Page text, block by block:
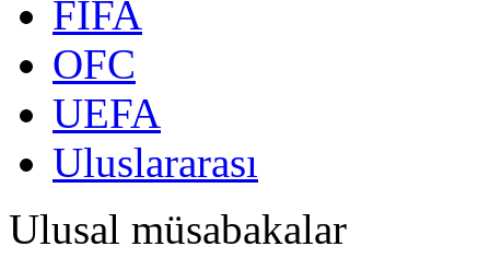
FIFA
OFC
UEFA
Uluslararası
Ulusal müsabakalar